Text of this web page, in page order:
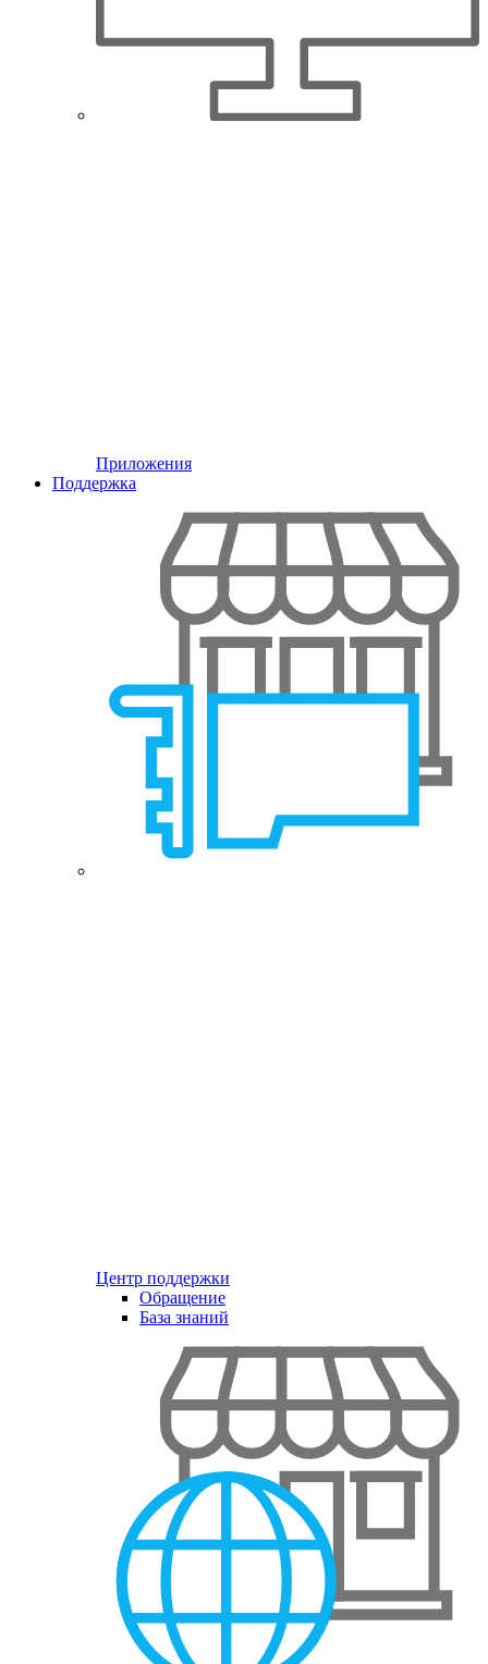
Приложения
Поддержка
Центр поддержки
Обращение
База знаний